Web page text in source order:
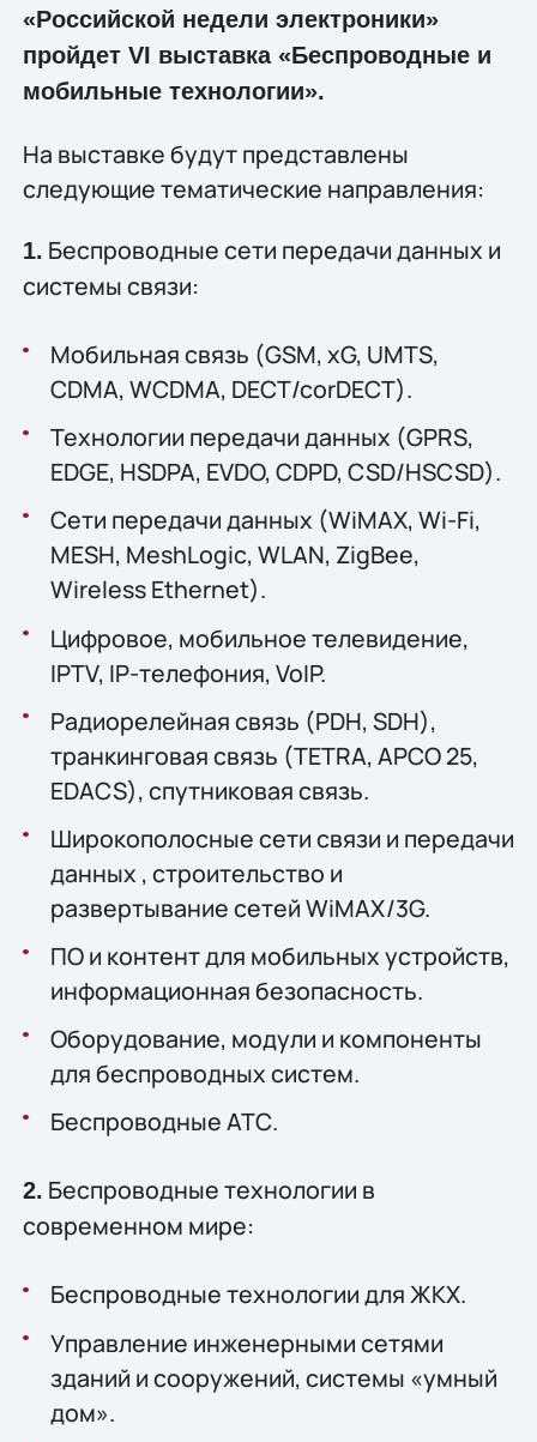
«Российской недели электроники»
пройдет VI выставка «Беспроводные и
мобильные технологии».
На выставке будут представлены
следующие тематические направления:
1. Беспроводные сети передачи данных и
системы связи:
Мобильная связь (GSM, xG, UMTS,
CDMA, WCDMA, DECT/corDECT).
Технологии передачи данных (GPRS,
EDGE, HSDPA, EVDO, CDPD, CSD/HSCSD).
Сети передачи данных (WiMAX, Wi-Fi,
MESH, MeshLogic, WLAN, ZigBee,
Wireless Ethernet).
Цифровое, мобильное телевидение,
IPTV, IP-телефония, VoIP.
Радиорелейная связь (PDH, SDH),
транкинговая связь (TETRA, APCO 25,
EDACS), спутниковая связь.
Широкополосные сети связи и передачи
данных , строительство и
развертывание сетей WiMAX/3G.
ПО и контент для мобильных устройств,
информационная безопасность.
Оборудование, модули и компоненты
для беспроводных систем.
Беспроводные АТС.
2. Беспроводные технологии в
современном мире:
Беспроводные технологии для ЖКХ.
Управление инженерными сетями
зданий и сооружений, системы «умный
дом».